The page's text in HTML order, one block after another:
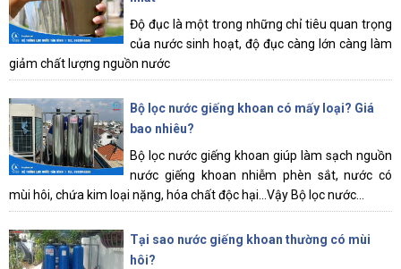
Độ đục là một trong những chỉ tiêu quan trọng
của nước sinh hoạt, độ đục càng lớn càng làm
giảm chất lượng nguồn nước
Bộ lọc nước giếng khoan có mấy loại? Giá
bao nhiêu?
Bộ lọc nước giếng khoan giúp làm sạch nguồn
nước giếng khoan nhiễm phèn sắt, nước có
mùi hôi, chứa kim loại nặng, hóa chất độc hại...Vậy Bộ lọc nước...
Tại sao nước giếng khoan thường có mùi
hôi?